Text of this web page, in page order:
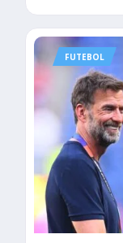
FUTEBOL